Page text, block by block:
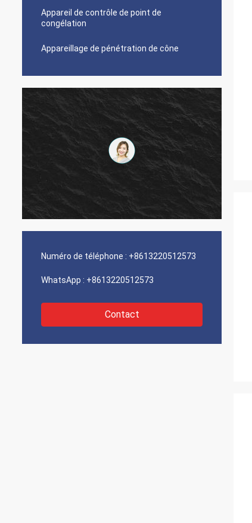
Appareil de contrôle de point de
congélation
Appareillage de pénétration de cône
Numéro de téléphone : +8613220512573
WhatsApp : +8613220512573
Contact